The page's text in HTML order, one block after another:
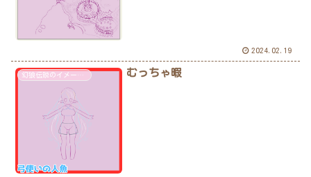
2024.02.19
幻狼伝説のイメージ画像あり むっちゃ暇